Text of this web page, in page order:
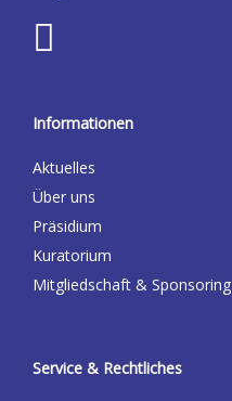
Informationen
Aktuelles
Über uns
Präsidium
Kuratorium
Mitgliedschaft & Sponsoring
Service & Rechtliches